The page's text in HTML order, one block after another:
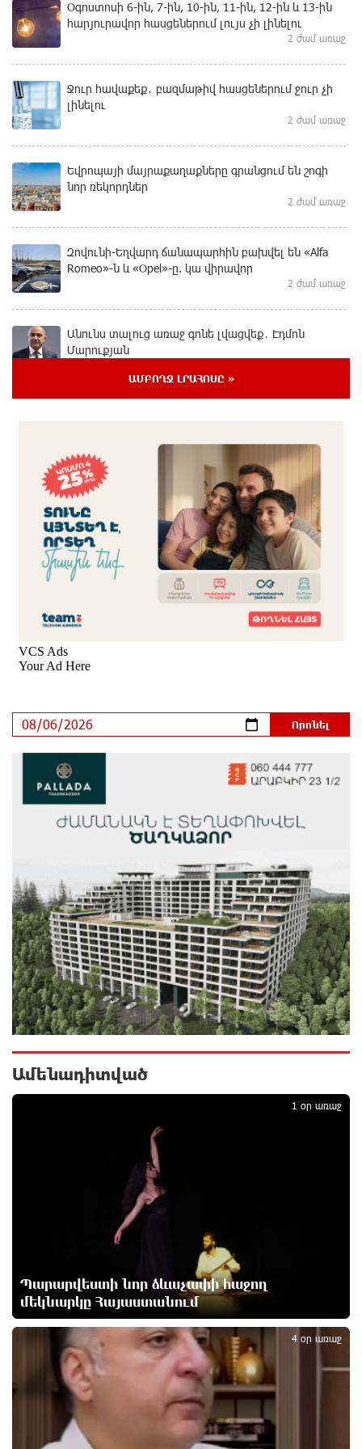
Օգոստոսի 6-ին, 7-ին, 10-ին, 11-ին, 12-ին և 13-ին
հարյուրավոր հասցեներում լույս չի լինելու
2 ժամ առաջ
Ջուր հավաքեք․ բազմաթիվ հասցեներում ջուր չի
լինելու
2 ժամ առաջ
Եվրոպայի մայրաքաղաքները գրանցում են շոգի
նոր ռեկորդներ
2 ժամ առաջ
Զովունի-Եղվարդ ճանապարհին բախվել են «Alfa
Romeo»-ն և «Opel»-ը. կա վիրավոր
2 ժամ առաջ
Անունս տալուց առաջ գոնե լվացվեք․ Էդմոն
Մարուքյան
համար, քանի որ տեղ չկա, հերթափոխով հներին
ուղարկում են տնային կալանքի․ Անահիտ Ադամյան
3 ժամ առաջ
Կարենիսի Առաքելոց վանք, 5-րդ դար.
պաշտպանենք մեր եկեղեցին․ Մենուա Սողոմոնյան
3 ժամ առաջ
նեղուցով նոր երթուղու կոորդինատները
Բաղդասարյանին
3 ժամ առաջ
Կեղծ էջով քաղաքացիներին առաջարկվում է
մասնակցել խաղարկության․ զգուշացում
3 ժամ առաջ
Հարավային Լիբանանում պայթյունի հետևանքով
զոհվել է առնվազն երկու իսրայելցի զինծառայող
3 ժամ առաջ
Բախվել են «Jeep»-ն ու «Ford»-ը. կա 4 վիրավոր
4 ժամ առաջ
Խոշոր հրդեհ՝ Գավառի Արծվաքար թաղամասի
ԱՄՆ-ը հանել է Իրանի ԻՀՊԿ-ին առնչվող երկու
ինքնաթիռի և երեք ավիաընկերության նկատմամբ
պատժամիջոցները
Լոնդոնի կենտրոնում զինված անձը դանակով
հարձակում է գործել. 4 վիրավոր կա
Ռուսական ԱԹՍ-ներ արտադրող ընկերության
ղեկավարի դեմ մահափորձ է կատարվել
5 ժամ առաջ
4 մեդալ՝ մաթեմատիկական միջազգային
ուսանողական օլիմպիադայում
ԱՄԲՈՂՋ ԼՐԱՀՈՍԸ »
Ամենադիտված
Պարարվեստի նոր ձևաչափի հաջող
մեկնարկը Հայաստանում
1 օր առաջ
1
4 օր առաջ
2